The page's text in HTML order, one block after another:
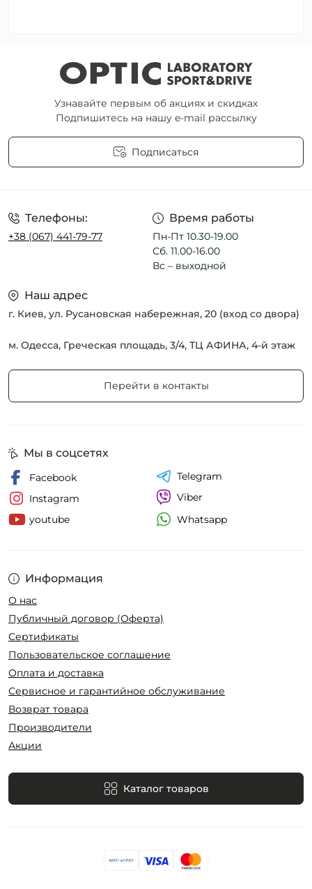
Узнавайте первым об акциях и скидках
Подпишитесь на нашу e-mail рассылку
Подписаться
Пользовательское соглашение
Телефоны:
+38 (067) 441-79-77
Время работы
Пн-Пт 10.30-19.00
Сб. 11.00-16.00
Вс – выходной
Наш адрес
г. Киев, ул. Русановская набережная, 20 (вход со двора)
м. Одесса, Греческая площадь, 3/4, ТЦ АФИНА, 4-й этаж
Перейти в контакты
Информация
О нас
Публичный договор (Оферта)
Сертификаты
Пользовательское соглашение
Оплата и доставка
Сервисное и гарантийное обслуживание
Возврат товара
Производители
Акции
Каталог товаров
Мы в соцсетях
Facebook
Instagram
youtube
Telegram
Viber
Whatsapp